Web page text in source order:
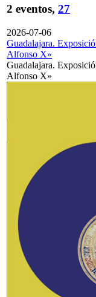
2 eventos, 27
2026-07-06
Guadalajara.
Alfonso X»
Guadalajara.
Alfonso X»